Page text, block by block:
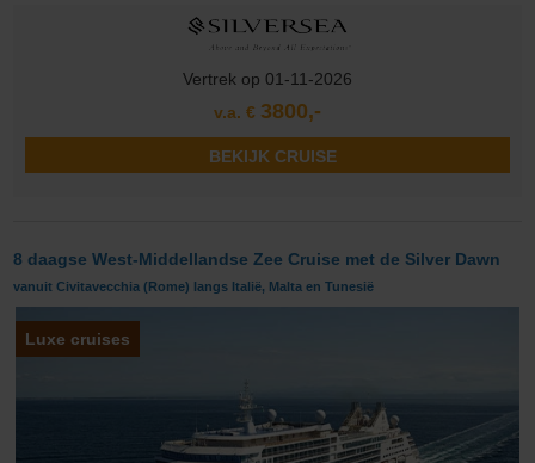
Vertrek op 01-11-2026
v.a. € 3800,-
BEKIJK CRUISE
8 daagse West-Middellandse Zee Cruise met de Silver Dawn
vanuit Civitavecchia (Rome) langs Italië, Malta en Tunesië
Luxe cruises